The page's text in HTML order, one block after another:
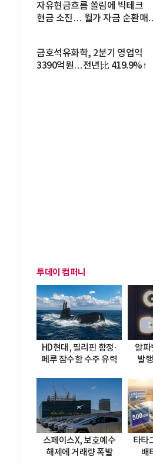
자유현금흐름 쏠림에 빅테크
현금 소진… 월가 자금 순환매
금호석유화학, 2분기 영업익
3390억원…전년比 419.9%↑
투데이 컴퍼니
HD현대, 필리핀 함정·
페루 잠수함 수주 유력
알파
발
스페이스X, 보호예수
해제에 거래량 폭발
타타
배